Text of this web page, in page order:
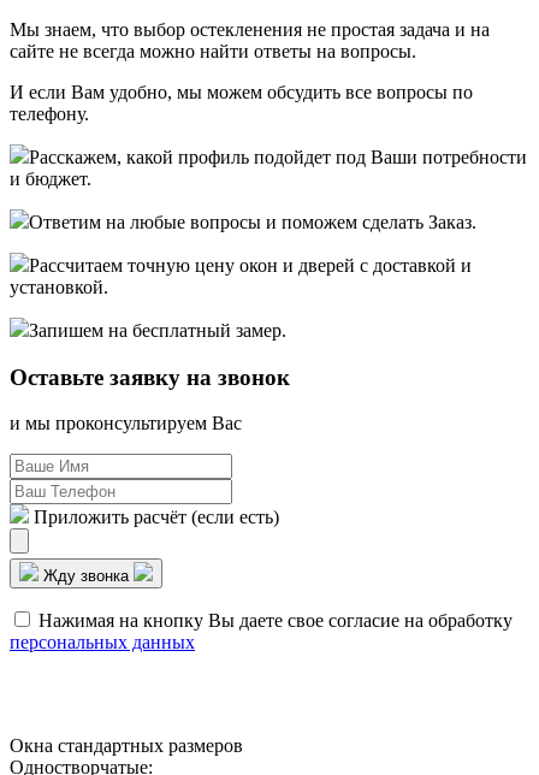
Мы знаем, что выбор остекленения не простая задача и на
сайте не всегда можно найти ответы на вопросы.
И если Вам удобно, мы можем обсудить все вопросы по
телефону.
Расскажем, какой профиль подойдет под Ваши потребности
и бюджет.
Ответим на любые вопросы и поможем сделать Заказ.
Рассчитаем точную цену окон и дверей с доставкой и
установкой.
Запишем на бесплатный замер.
Оставьте заявку на звонок
и мы проконсультируем Вас
Приложить расчёт (если есть)
Жду звонка
Нажимая на кнопку Вы даете свое согласие на обработку
персональных данных
Окна стандартных размеров
Одностворчатые: